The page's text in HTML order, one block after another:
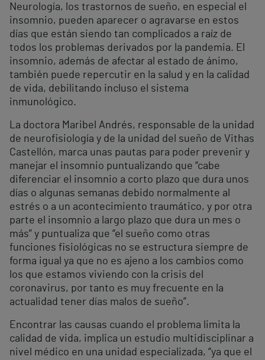
Neurología, los trastornos de sueño, en especial el
insomnio, pueden aparecer o agravarse en estos
días que están siendo tan complicados a raíz de
todos los problemas derivados por la pandemia. El
insomnio, además de afectar al estado de ánimo,
también puede repercutir en la salud y en la calidad
de vida, debilitando incluso el sistema
inmunológico.
La doctora Maribel Andrés, responsable de la unidad
de neurofisiología y de la unidad del sueño de Vithas
Castellón, marca unas pautas para poder prevenir y
manejar el insomnio puntualizando que “cabe
diferenciar el insomnio a corto plazo que dura unos
días o algunas semanas debido normalmente al
estrés o a un acontecimiento traumático, y por otra
parte el insomnio a largo plazo que dura un mes o
más” y puntualiza que “el sueño como otras
funciones fisiológicas no se estructura siempre de
forma igual ya que no es ajeno a los cambios como
los que estamos viviendo con la crisis del
coronavirus, por tanto es muy frecuente en la
actualidad tener días malos de sueño”.
Encontrar las causas cuando el problema limita la
calidad de vida, implica un estudio multidisciplinar a
nivel médico en una unidad especializada, “ya que el